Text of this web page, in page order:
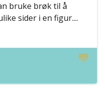
bruke brøk til å
sider i en figur....